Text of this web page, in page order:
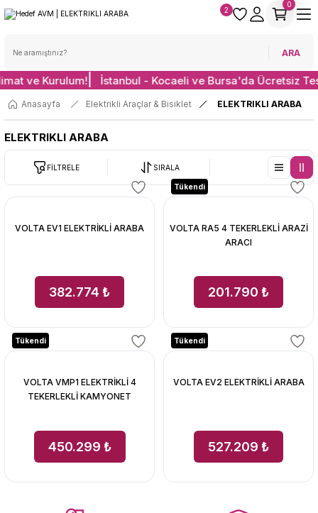
ARA
2
0
ve Kurulum! İstanbul - Kocaeli ve Bursa'da Ücretsiz
Anasayfa Elektrikli Araçlar & Bisiklet ELEKTRIKLI ARABA
ELEKTRIKLI ARABA
FİLTRELE SIRALA
VOLTA EV1 ELEKTRİKLİ ARABA
382.774 ₺
Tükendi
VOLTA RA5 4 TEKERLEKLİ ARAZİ
ARACI
201.790 ₺
Tükendi
VOLTA VMP1 ELEKTRİKLİ 4
TEKERLEKLİ KAMYONET
450.299 ₺
Tükendi
VOLTA EV2 ELEKTRİKLİ ARABA
527.209 ₺